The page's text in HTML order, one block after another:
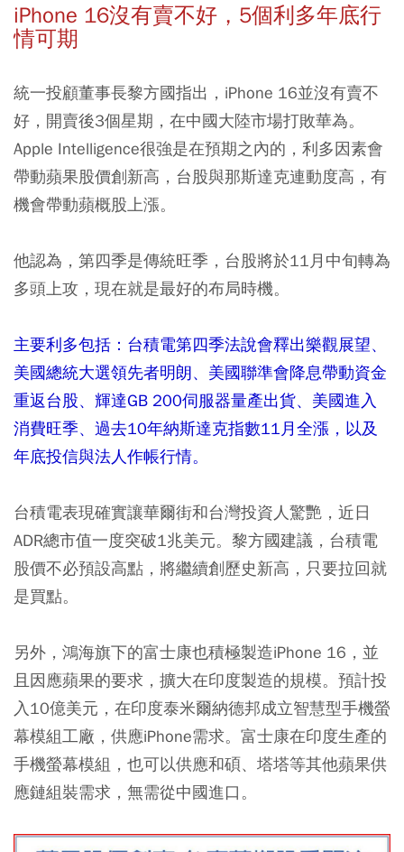
iPhone 16沒有賣不好，5個利多年底行
情可期
統一投顧董事長黎方國指出，iPhone 16並沒有賣不
好，開賣後3個星期，在中國大陸市場打敗華為。
Apple Intelligence很強是在預期之內的，利多因素會
帶動蘋果股價創新高，台股與那斯達克連動度高，有
機會帶動蘋概股上漲。
他認為，第四季是傳統旺季，台股將於11月中旬轉為
多頭上攻，現在就是最好的布局時機。
主要利多包括：台積電第四季法說會釋出樂觀展望、
美國總統大選領先者明朗、美國聯準會降息帶動資金
重返台股、輝達GB 200伺服器量產出貨、美國進入
消費旺季、過去10年納斯達克指數11月全漲，以及
年底投信與法人作帳行情。
台積電表現確實讓華爾街和台灣投資人驚艷，近日
ADR總市值一度突破1兆美元。黎方國建議，台積電
股價不必預設高點，將繼續創歷史新高，只要拉回就
是買點。
另外，鴻海旗下的富士康也積極製造iPhone 16，並
且因應蘋果的要求，擴大在印度製造的規模。預計投
入10億美元，在印度泰米爾納德邦成立智慧型手機螢
幕模組工廠，供應iPhone需求。富士康在印度生產的
手機螢幕模組，也可以供應和碩、塔塔等其他蘋果供
應鏈組裝需求，無需從中國進口。